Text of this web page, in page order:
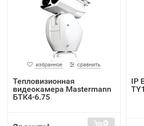
избранное сравнить
Тепловизионная
видеокамера Mastermann
БТК4-6.75
IP